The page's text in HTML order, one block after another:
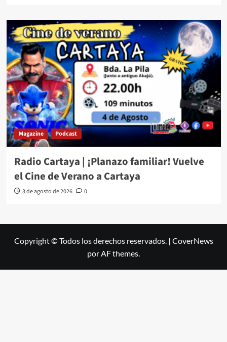
Magazine Podcast
Radio Cartaya | ¡Planazo familiar! Vuelve
el Cine de Verano a Cartaya
3 de agosto de 2026 0
Copyright © Todos los derechos reservados. | CoverNews
por AF themes.